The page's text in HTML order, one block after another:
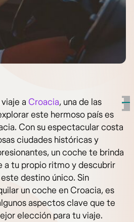
a Croacia, una de las
este hermoso país es
Con su espectacular costa
ciudades históricas y
un coche te brinda
a tu propio ritmo y descubrir
destino único. Sin
un coche en Croacia, es
aspectos clave que te
elección para tu viaje.